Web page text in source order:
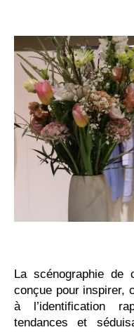
La scénographie
conçue pour inspirer,
à l’identification
tendances et